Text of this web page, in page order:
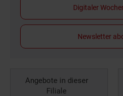
Digitaler
Newsletter
Angebote in dieser
Filiale